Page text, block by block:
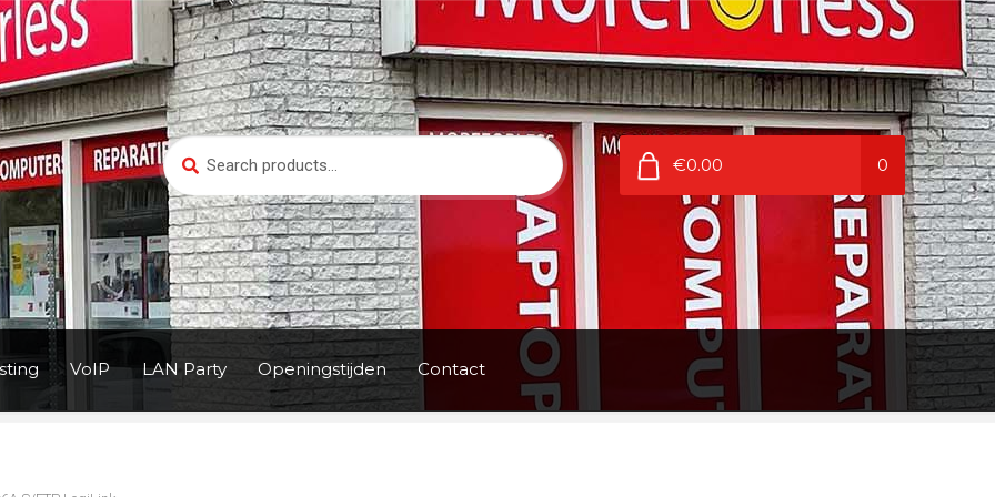
Search
for:
Search
€0.00 0
VoIP LAN Party Openingstijden Contact